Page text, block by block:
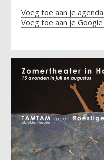
Voeg toe aan je agenda
Voeg toe aan je